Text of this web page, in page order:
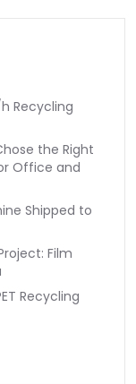
Recycling
the Right
Office and
Shipped to
Film
Recycling